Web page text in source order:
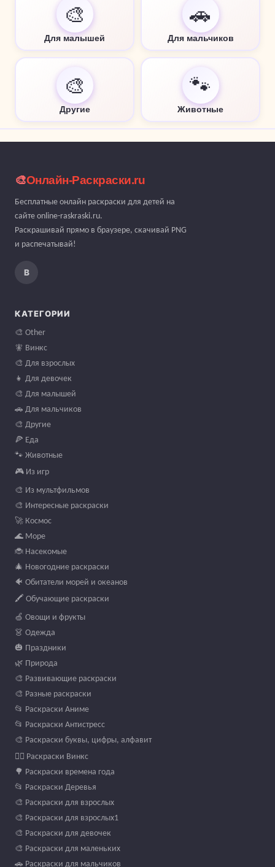
🎨
Для малышей
🚗
Для мальчиков
🎨
Другие
🐾
Животные
🎨Онлайн-Раскраски.ru
Бесплатные онлайн раскраски для детей на
сайте online-raskraski.ru.
Раскрашивай прямо в браузере, скачивай PNG
и распечатывай!
В
КАТЕГОРИИ
🎨 Other
🧚 Винкс
🎨 Для взрослых
👧 Для девочек
🎨 Для малышей
🚗 Для мальчиков
🎨 Другие
🍕 Еда
🐾 Животные
🎮 Из игр
🎨 Из мультфильмов
🎨 Интересные раскраски
🚀 Космос
🌊 Море
🐞 Насекомые
🎄 Новогодние раскраски
🐠 Обитатели морей и океанов
🖍️ Обучающие раскраски
🍏 Овощи и фрукты
👗 Одежда
🎃 Праздники
🌿 Природа
🎨 Развивающие раскраски
🎨 Разные раскраски
📂 Раскраски Аниме
📂 Раскраски Антистресс
🎨 Раскраски буквы, цифры, алфавит
🧚‍♀️ Раскраски Винкс
🌳 Раскраски времена года
📂 Раскраски Деревья
🎨 Раскраски для взрослых
🎨 Раскраски для взрослых1
🎨 Раскраски для девочек
🎨 Раскраски для маленьких
🚗 Раскраски для мальчиков